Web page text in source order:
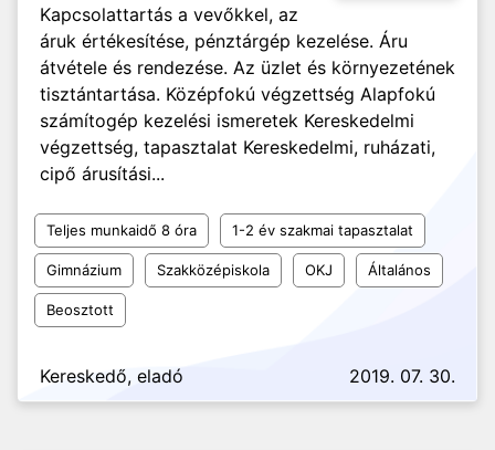
Kapcsolattartás a vevőkkel, az
áruk értékesítése, pénztárgép kezelése. Áru
átvétele és rendezése. Az üzlet és környezetének
tisztántartása. Középfokú végzettség Alapfokú
számítogép kezelési ismeretek Kereskedelmi
végzettség, tapasztalat Kereskedelmi, ruházati,
cipő árusítási...
Teljes munkaidő 8 óra 1-2 év szakmai tapasztalat
Gimnázium Szakközépiskola OKJ Általános
Beosztott
Kereskedő, eladó 2019. 07. 30.